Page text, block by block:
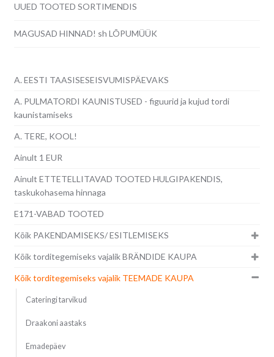
UUED TOOTED SORTIMENDIS
MAGUSAD HINNAD! sh LÕPUMÜÜK
A. EESTI TAASISESEISVUMISPÄEVAKS
A. PULMATORDI KAUNISTUSED - figuurid ja kujud tordi
kaunistamiseks
A. TERE, KOOL!
Ainult 1 EUR
Ainult ETTETELLITAVAD TOOTED HULGIPAKENDIS,
taskukohasema hinnaga
E171-VABAD TOOTED
Kõik PAKENDAMISEKS/ ESITLEMISEKS
Kõik torditegemiseks vajalik BRÄNDIDE KAUPA
Kõik torditegemiseks vajalik TEEMADE KAUPA
Cateringi tarvikud
Draakoni aastaks
Emadepäev